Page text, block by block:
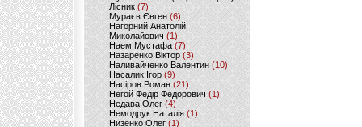
Лісник (7)
Мураєв Євген(6)
Нагорний Анатолій
Миколайович (1)
Наем Мустафа (7)
Назаренко Віктор (3)
Наливайченко Валентин (10)
Насалик Ігор(9)
Насіров Роман (21)
Негой Федір Федорович(1)
Недава Олег(4)
Немодрук Наталія(1)
Низенко Олег (1)